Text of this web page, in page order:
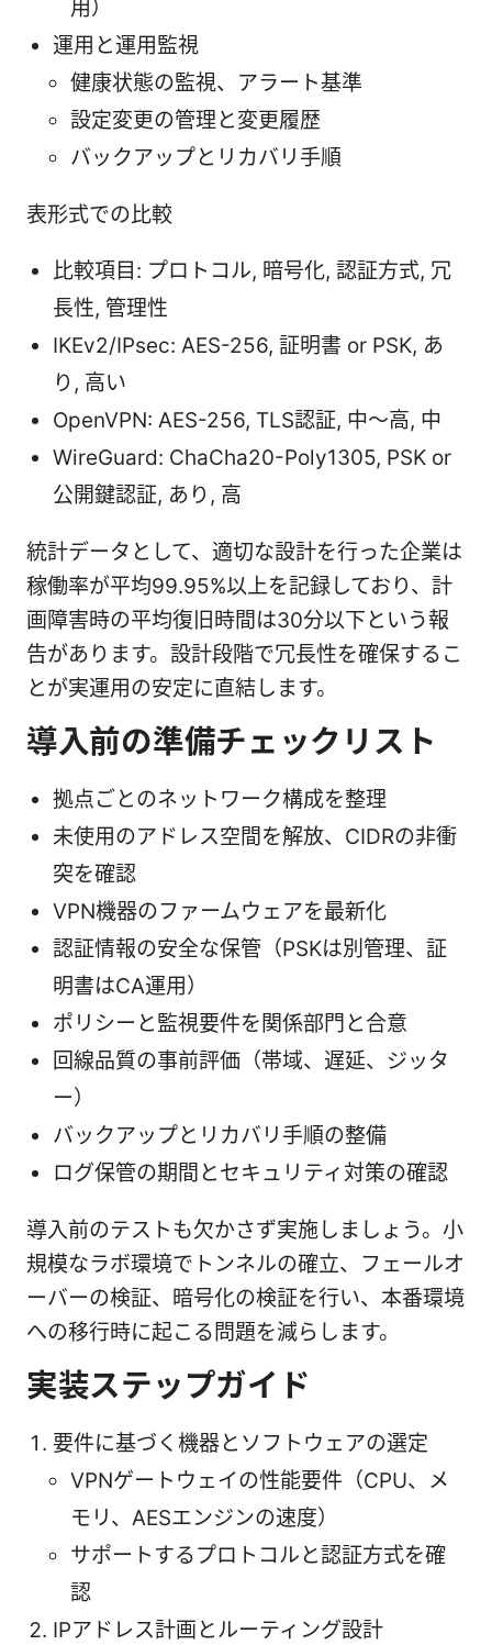
用）
運用と運用監視
健康状態の監視、アラート基準
設定変更の管理と変更履歴
バックアップとリカバリ手順
表形式での比較
比較項目: プロトコル, 暗号化, 認証方式, 冗
長性, 管理性
IKEv2/IPsec: AES-256, 証明書 or PSK, あ
り, 高い
OpenVPN: AES-256, TLS認証, 中〜高, 中
WireGuard: ChaCha20-Poly1305, PSK or
公開鍵認証, あり, 高
統計データとして、適切な設計を行った企業は
稼働率が平均99.95%以上を記録しており、計
画障害時の平均復旧時間は30分以下という報
告があります。設計段階で冗長性を確保するこ
とが実運用の安定に直結します。
導入前の準備チェックリスト
拠点ごとのネットワーク構成を整理
未使用のアドレス空間を解放、CIDRの非衝
突を確認
VPN機器のファームウェアを最新化
認証情報の安全な保管（PSKは別管理、証
明書はCA運用）
ポリシーと監視要件を関係部門と合意
回線品質の事前評価（帯域、遅延、ジッタ
ー）
バックアップとリカバリ手順の整備
ログ保管の期間とセキュリティ対策の確認
導入前のテストも欠かさず実施しましょう。小
規模なラボ環境でトンネルの確立、フェールオ
ーバーの検証、暗号化の検証を行い、本番環境
への移行時に起こる問題を減らします。
実装ステップガイド
要件に基づく機器とソフトウェアの選定
VPNゲートウェイの性能要件（CPU、メ
モリ、AESエンジンの速度）
サポートするプロトコルと認証方式を確
認
IPアドレス計画とルーティング設計